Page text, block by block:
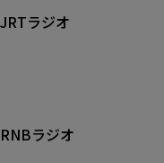
ラジオ
ラジオ